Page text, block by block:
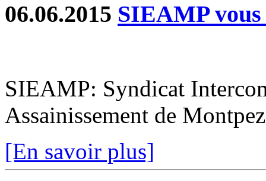
06.06.2015 SIEAMP
SIEAMP: Syndicat
Assainissement de
[En savoir plus]